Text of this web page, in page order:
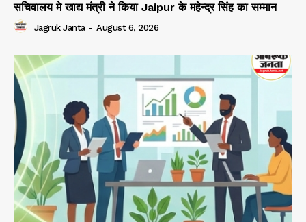
सचिवालय मे खाद्य मंत्री ने किया Jaipur के महेन्द्र सिंह का सम्मान
Jagruk Janta - August 6, 2026